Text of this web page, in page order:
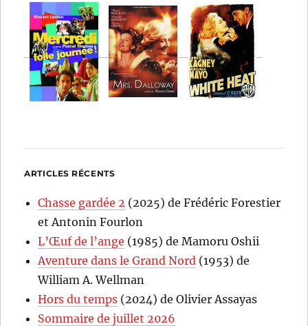
ARTICLES RÉCENTS
Chasse gardée 2 (2025) de Frédéric Forestier
et Antonin Fourlon
L’Œuf de l’ange (1985) de Mamoru Oshii
Aventure dans le Grand Nord (1953) de
William A. Wellman
Hors du temps (2024) de Olivier Assayas
Sommaire de juillet 2026